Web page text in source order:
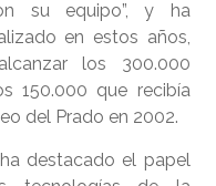
su equipo”, y ha
en estos años,
los 300.000
150.000 que recibía
del Prado en 2002.
destacado el papel